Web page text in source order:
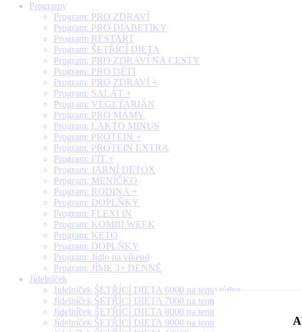
Programy
Program: PRO ZDRAVÍ
Program: PRO DIABETIKY
Program: RESTART
Program: ŠETŘÍCÍ DIETA
Program: PRO ZDRAVÍ NA CESTY
Program: PRO DĚTI
Program: PRO ZDRAVÍ +
Program: SALÁT +
Program: VEGETARIÁN
Program: PRO MÁMY
Program: LAKTO MINUS
Program: PROTEIN +
Program: PROTEIN EXTRA
Program: FIT +
Program: JARNÍ DETOX
Program: MENÍČKO
Program: RODINA +
Program: DOPLŇKY
Program: FLEXI IN
Program: KOMBI WEEK
Program: KETO
Program: DOPLŇKY
Program: Jídlo na víkend
Program: JÍME 3× DENNĚ
Jídelníček
Jídelníček ŠETŘÍCÍ DIETA 6000 na tento týden
Jídelníček ŠETŘÍCÍ DIETA 7000 na tento týden
Jídelníček ŠETŘÍCÍ DIETA 8000 na tento týden
Jídelníček ŠETŘÍCÍ DIETA 9000 na tento týden